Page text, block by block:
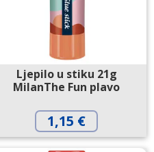
Ljepilo u stiku 21g
MilanThe Fun plavo
1,15 €